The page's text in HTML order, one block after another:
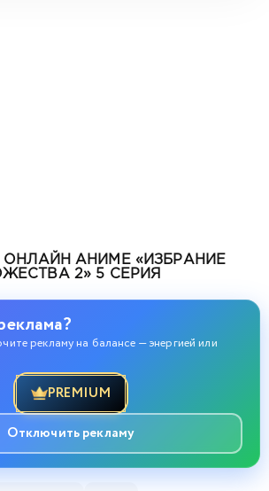
ОНЛАЙН АНИМЕ «ИЗБРАНИЕ
2» 5 СЕРИЯ
рекламу на балансе — энергией или
PREMIUM
Отключить рекламу